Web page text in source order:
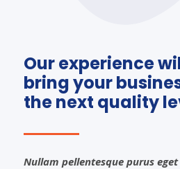
Our experience
bring your
the next quality
Nullam pellentesque purus